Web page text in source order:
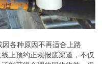
各种原因不再适合上路
上预约正规报废渠道，不仅